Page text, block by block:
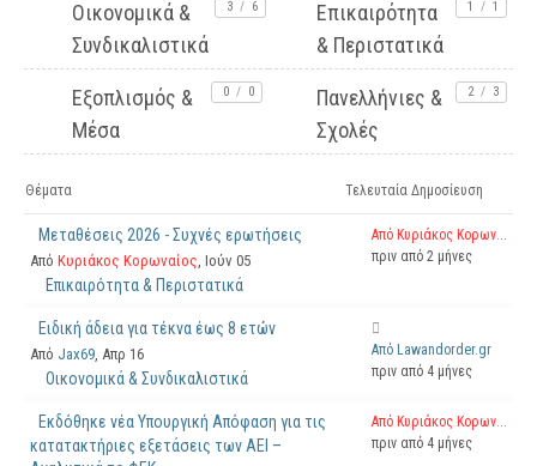
Οικονομικά &
Συνδικαλιστικά
3 / 6
Επικαιρότητα
& Περιστατικά
1 / 1
Εξοπλισμός &
Μέσα
0 / 0
Πανελλήνιες &
Σχολές
2 / 3
Θέματα Τελευταία Δημοσίευση
Μεταθέσεις 2026 - Συχνές ερωτήσεις
Από Κυριάκος Κορωναίος, Ιούν 05
Επικαιρότητα & Περιστατικά
Από Κυριάκος Κορων...
πριν από 2 μήνες
Ειδική άδεια για τέκνα έως 8 ετών
Από Jax69, Απρ 16
Οικονομικά & Συνδικαλιστικά
Από Lawandorder.gr
πριν από 4 μήνες
Εκδόθηκε νέα Υπουργική Απόφαση για τις
κατατακτήριες εξετάσεις των ΑΕΙ –
Από Κυριάκος Κορων...
πριν από 4 μήνες